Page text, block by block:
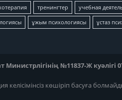
тренингтер учебная
ұжым психологиясы ұстаз
№11837-Ж куәлігі
келісімінсіз көшіріп басуға